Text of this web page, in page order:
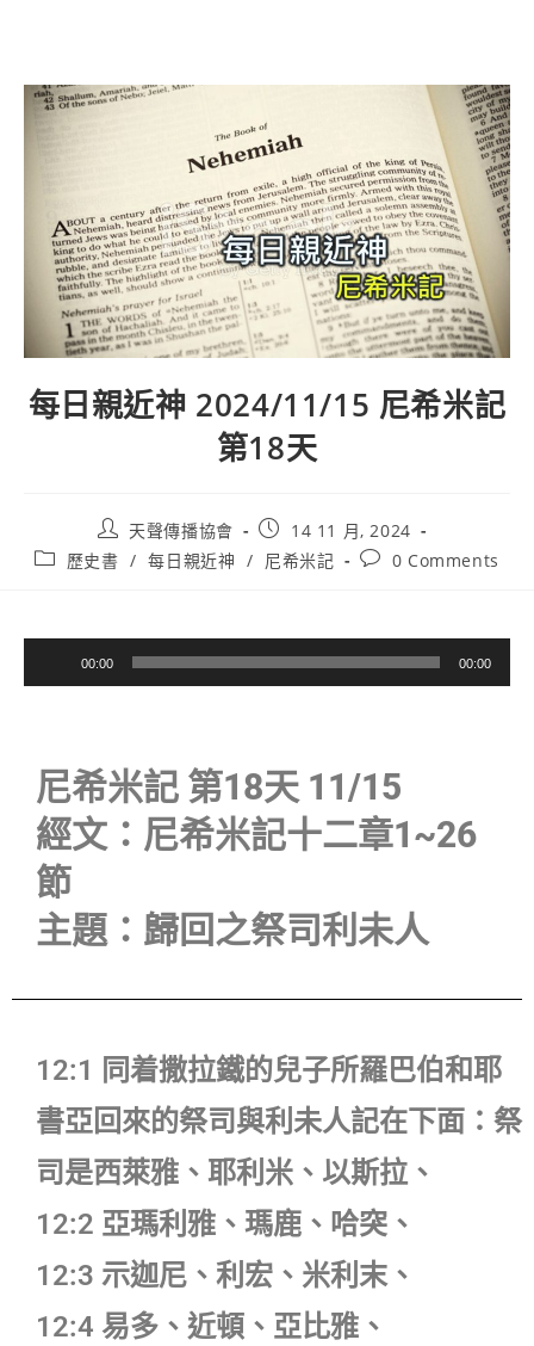
每日親近神 2024/11/15 尼希米記
第18天
天聲傳播協會
14 11 月, 2024
歷史書 / 每日親近神 / 尼希米記 0 Comments
訊
00:00 00:00
尼希米記 第18天 11/15
經文：尼希米記十二章1~26
節
主題：歸回之祭司利未人
12:1 同着撒拉鐵的兒子所羅巴伯和耶
書亞回來的祭司與利未人記在下面：祭
司是西萊雅、耶利米、以斯拉、
12:2 亞瑪利雅、瑪鹿、哈突、
12:3 示迦尼、利宏、米利末、
12:4 易多、近頓、亞比雅、